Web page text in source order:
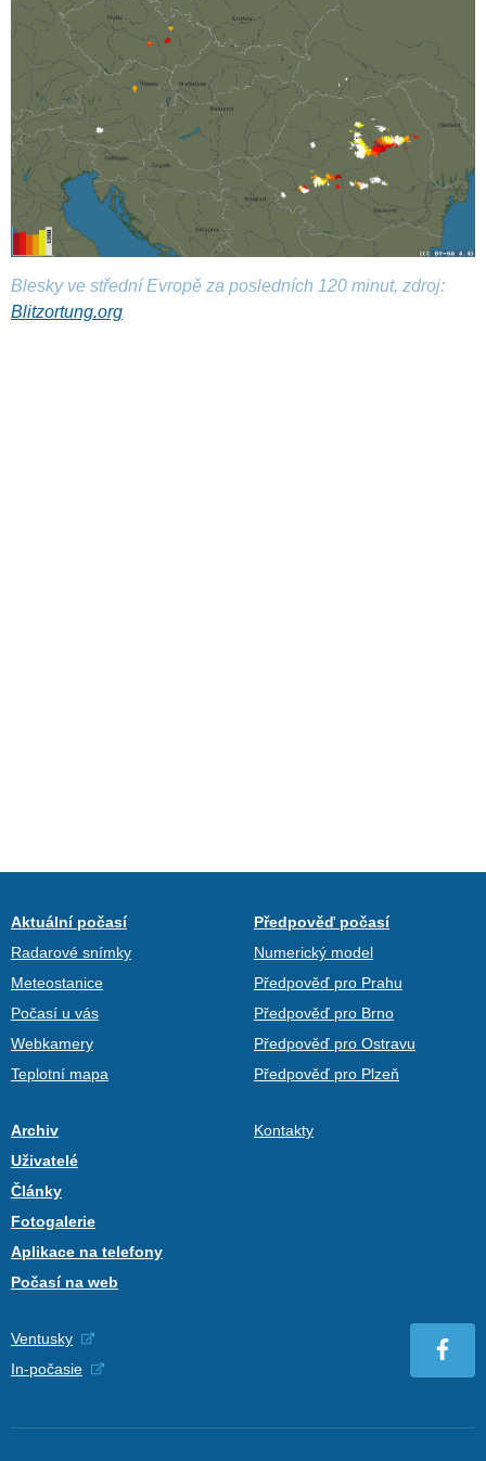
Blesky ve střední Evropě za posledních 120 minut, zdroj:
Blitzortung.org
Aktuální počasí
Radarové snímky
Meteostanice
Počasí u vás
Webkamery
Teplotní mapa
Předpověď počasí
Numerický model
Předpověď pro Prahu
Předpověď pro Brno
Předpověď pro Ostravu
Předpověď pro Plzeň
Archiv
Uživatelé
Články
Fotogalerie
Aplikace na telefony
Počasí na web
Kontakty
Ventusky
In-počasie